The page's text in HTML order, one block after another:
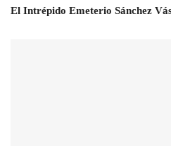
El Intrépido Emeterio Sánchez